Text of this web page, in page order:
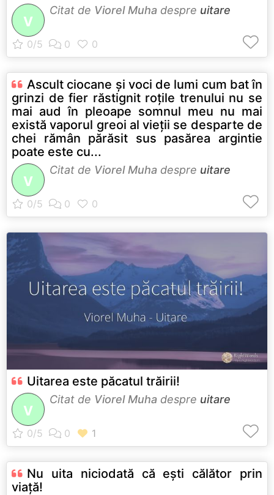
V
Citat de Viorel Muha despre uitare
Ascult ciocane şi voci de lumi cum bat în
grinzi de fier răstignit roţile trenului nu se
mai aud în pleoape somnul meu nu mai
există vaporul greoi al vieţii se desparte de
chei rămân părăsit sus pasărea argintie
poate este cu...
V
Citat de Viorel Muha despre uitare
Uitarea este păcatul trăirii!
V
Citat de Viorel Muha despre uitare
Nu uita niciodată că eşti călător prin
viaţă!